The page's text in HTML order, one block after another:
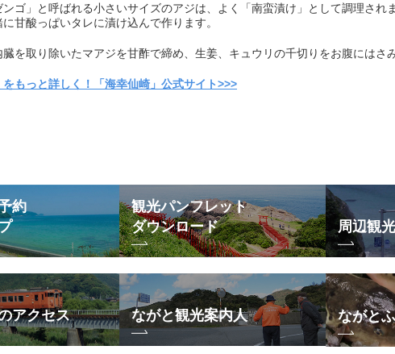
ンゴ」と呼ばれる小さいサイズのアジは、よく「南蛮漬け」として調理さ
甘酸っぱいタレに漬け込んで作ります。
臓を取り除いたマアジを甘酢で締め、生姜、キュウリの千切りをお腹にはさ
をもっと詳しく！「海幸仙崎」公式サイト>>>
約
観光パンフレット
ダウンロード
周辺観光
アクセス ながと観光案内人 ながと